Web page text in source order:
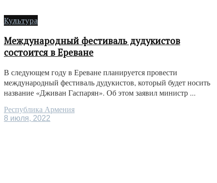
Культура
Международный фестиваль дудукистов
состоится в Ереване
В следующем году в Ереване планируется провести
международный фестиваль дудукистов, который будет носить
название «Дживан Гаспарян». Об этом заявил министр ...
Республика Армения
8 июля, 2022